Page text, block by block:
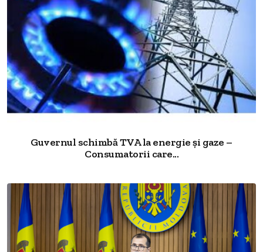
Guvernul schimbă TVA la energie și gaze –
Consumatorii care...